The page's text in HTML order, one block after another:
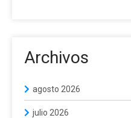
Archivos
agosto 2026
julio 2026